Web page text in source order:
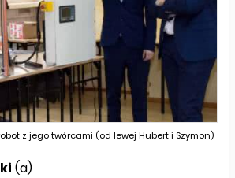
z jego twórcami (od lewej Hubert i Szymon)
(a)